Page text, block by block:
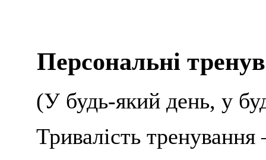
Персональні
(У будь-який день, у
Тривалість тренування